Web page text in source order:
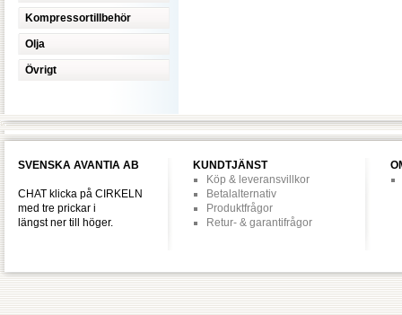
Kompressortillbehör
Olja
Övrigt
SVENSKA AVANTIA AB
CHAT klicka på CIRKELN
med tre prickar i
längst ner till höger.
KUNDTJÄNST
Köp & leveransvillkor
Betalalternativ
Produktfrågor
Retur- & garantifrågor